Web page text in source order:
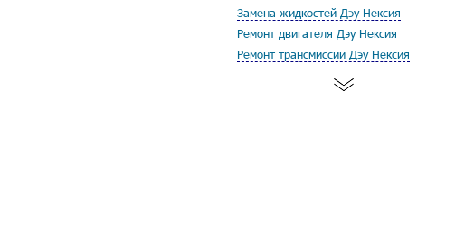
Замена жидкостей Дэу Нексия
Ремонт двигателя Дэу Нексия
Ремонт трансмиссии Дэу Нексия